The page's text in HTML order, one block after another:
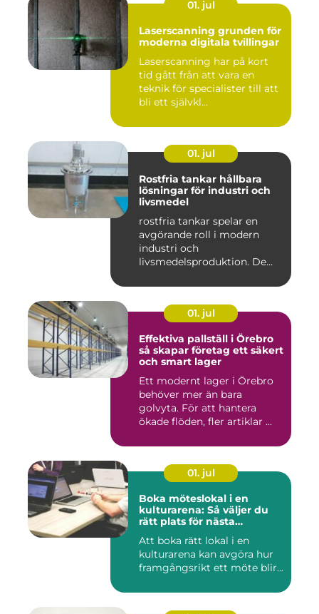
01. jul
Laserscanning grunden för
moderna digitala tvillingar
Laserscanning har på kort
tid gått från att vara en
teknik för specialister till att
bli ett självkl...
01. jul
Rostfria tankar hållbara
lösningar för industri och
livsmedel
rostfria tankar spelar en
avgörande roll i modern
industri och
livsmedelsproduktion. De
01. jul
Effektiva pallställ i Örebro
så skapar företag ett säkert
och smart lager
Ett modernt lager i Örebro
behöver mer än bara
golvyta. För att hantera
ökade flöden, fler artiklar ...
01. jul
Boka möteslokal i en
kulturarena: Så väljer du
rätt plats för nästa
Att boka rätt lokal i en
kulturarena kan avgöra hur
framgångsrikt ett möte blir...